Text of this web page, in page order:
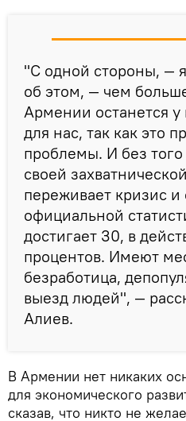
"С одной стороны, —
об этом, — чем
Армении останется
для нас, так как это
проблемы. И без
своей
переживает кризис и
официальной
достигает 30, в
процентов. Имеют
безработица,
выезд людей", —
Алиев.
В Армении нет никаких
для экономического
сказав, что никто не